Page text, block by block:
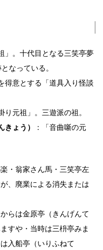
」。十代目となる三笑亭夢
なっている。
得意とする「道具入り怪談
り元祖」。三遊派の祖。
きょう）
：「音曲噺の元
・翁家さん馬・三笑亭左
、廃業による消失または
らは金原亭（きんげんて
すや・当時は三枡亭みま
入船亭（いりふねて